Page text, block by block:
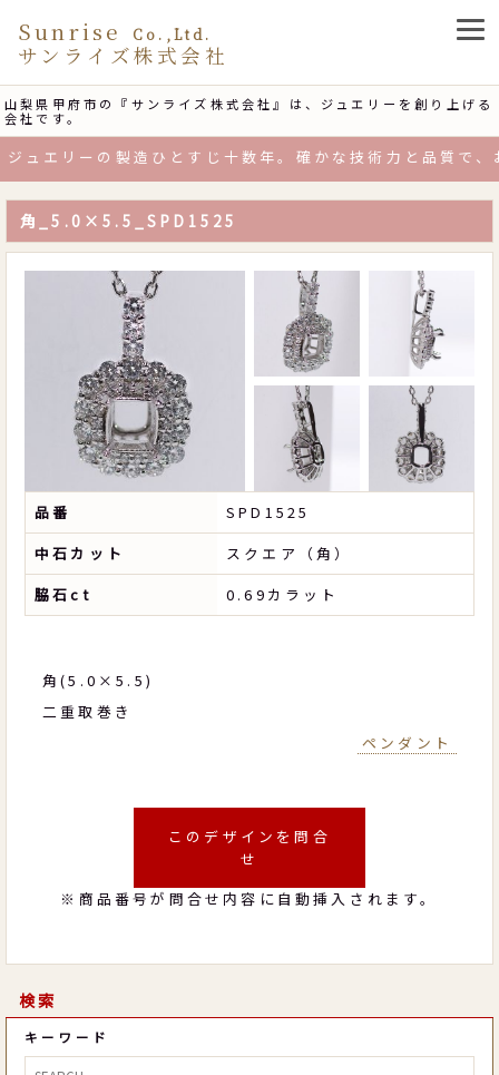
山梨県甲府市の『サンライズ株式会社』は、ジュエリーを創り上げる
会社です。
Sunrise Co.,Ltd.
サンライズ株式会社
エリーの製造ひとすじ十数年。確かな技術力と品質で、
角_5.0×5.5_SPD1525
品番
SPD1525
中石カット
スクエア（角）
脇石ct
0.69カラット
角(5.0×5.5)
二重取巻き
ペンダント
このデザインを問合
せ
※商品番号が問合せ内容に自動挿入されます。
検索
キーワード